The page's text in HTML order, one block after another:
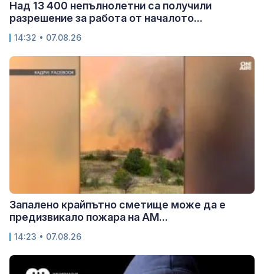
Над 13 400 непълнолетни са получили
разрешение за работа от началото...
14:32 • 07.08.26
Запалено крайпътно сметище може да е
предизвикало пожара на АМ...
14:23 • 07.08.26